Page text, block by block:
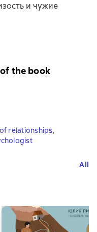
и чужие
the book
relationships,
All